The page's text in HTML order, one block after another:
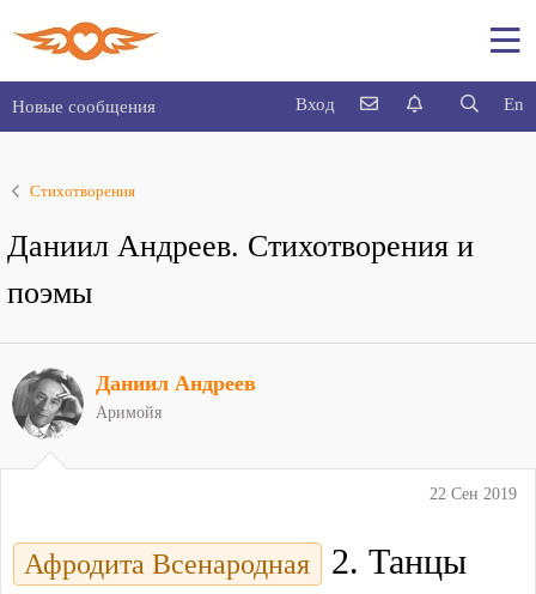
Новые сообщения En
Вход
Стихотворения
Даниил Андреев. Стихотворения и
поэмы
22 Сен 2019
Афродита Всенародная
2. Танцы
Даниил Андреев
Аримойя